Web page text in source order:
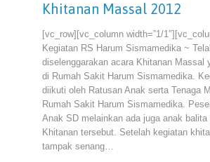
Khitanan Massal 2012
[vc_row][vc_column width=”1/
Kegiatan RS Harum Sismamedika ~
diselenggarakan acara Khitanan Massal
di Rumah Sakit Harum Sismamedika.
diikuti oleh Ratusan Anak serta Tenaga
Rumah Sakit Harum Sismamedika.
Anak SD melainkan ada juga anak
Khitanan tersebut. Setelah kegiatan
tampak senang…